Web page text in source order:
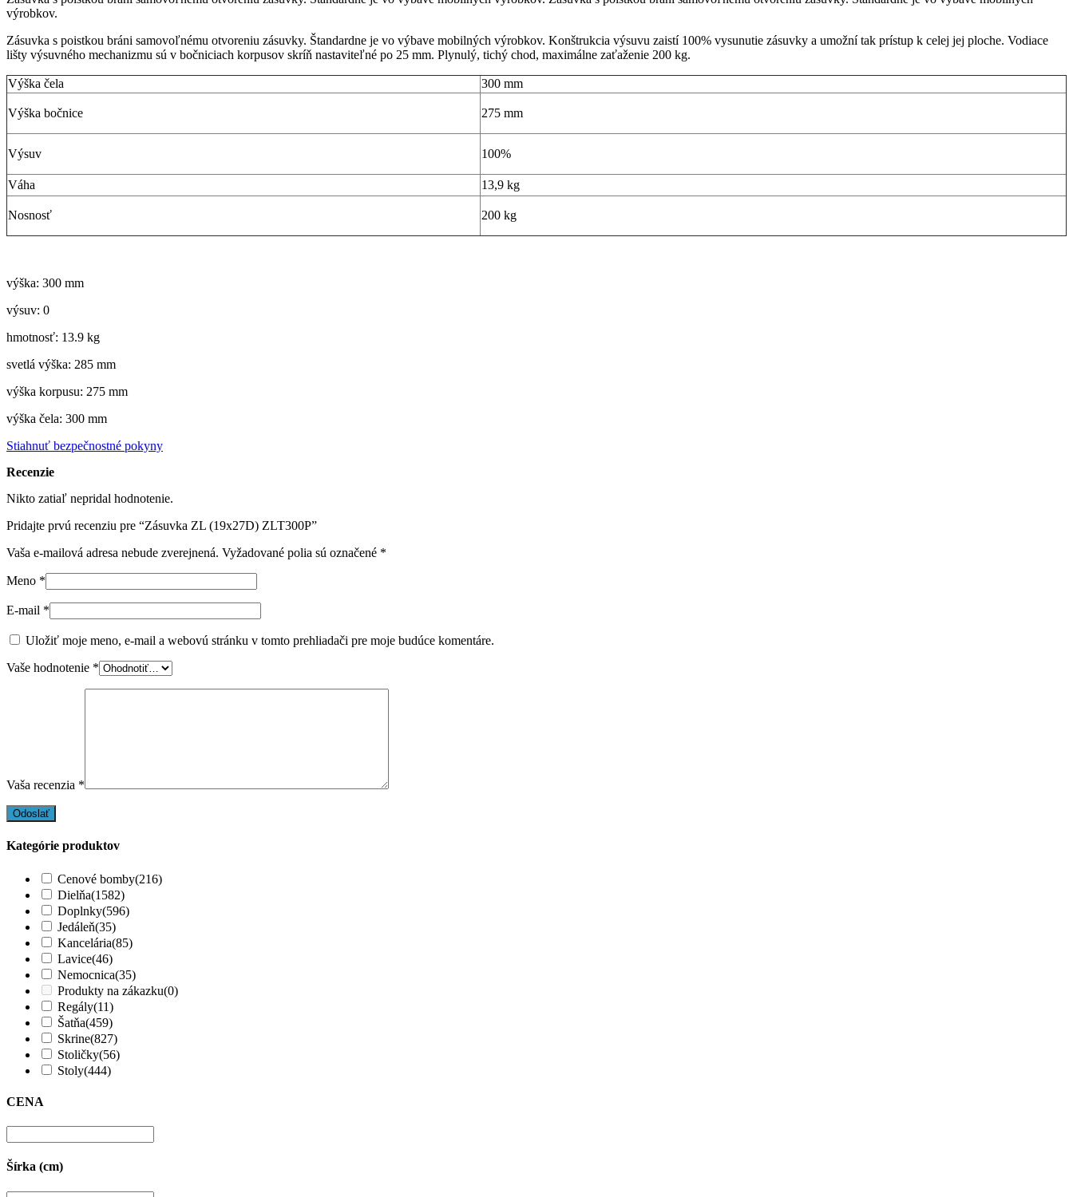
výrobkov.
Zásuvka s poistkou bráni samovoľnému otvoreniu zásuvky. Štandardne je vo výbave mobilných výrobkov. Konštrukcia výsuvu zaistí 100% vysunutie zásuvky a umožní tak prístup k celej jej ploche. Vodiace
lišty výsuvného mechanizmu sú v bočniciach korpusov skríň nastaviteľné po 25 mm. Plynulý, tichý chod, maximálne zaťaženie 200 kg.
Výška čela 300 mm
Výška bočnice 275 mm
Výsuv 100%
Váha 13,9 kg
Nosnosť 200 kg
výška: 300 mm
výsuv: 0
hmotnosť: 13.9 kg
svetlá výška: 285 mm
výška korpusu: 275 mm
výška čela: 300 mm
Stiahnuť bezpečnostné pokyny
Recenzie
Nikto zatiaľ nepridal hodnotenie.
Pridajte prvú recenziu pre “Zásuvka ZL (19x27D) ZLT300P”
Vaša e-mailová adresa nebude zverejnená. Vyžadované polia sú označené *
Meno *
E-mail *
Uložiť moje meno, e-mail a webovú stránku v tomto prehliadači pre moje budúce komentáre.
Vaše hodnotenie *
Vaša recenzia *
Kategórie produktov
Cenové bomby(216)
Dielňa(1582)
Doplnky(596)
Jedáleň(35)
Kancelária(85)
Lavice(46)
Nemocnica(35)
Produkty na zákazku(0)
Regály(11)
Šatňa(459)
Skrine(827)
Stoličky(56)
Stoly(444)
CENA
Šírka (cm)